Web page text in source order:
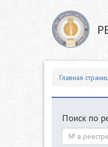
Главная
Поиск по